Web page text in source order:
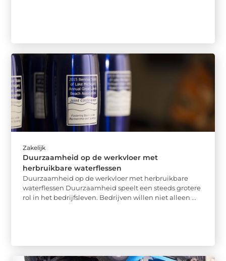
Zakelijk
Duurzaamheid op de werkvloer met
herbruikbare waterflessen
Duurzaamheid op de werkvloer met herbruikbare
waterflessen Duurzaamheid speelt een steeds grotere
rol in het bedrijfsleven. Bedrijven willen niet alleen ...